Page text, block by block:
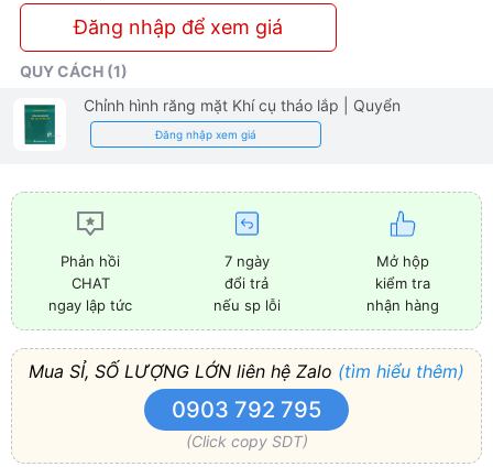
Đăng nhập để xem giá
QUY CÁCH (1)
Chỉnh hình răng mặt Khí cụ tháo lắp
| Quyển
Đăng nhập xem giá
Phản hồi
CHAT
ngay lập tức
7 ngày
đổi trả
nếu sp lỗi
Mở hộp
kiểm tra
nhận hàng
Mua SỈ, SỐ LƯỢNG LỚN liên hệ Zalo (tìm hiểu thêm)
0903 792 795
(Click copy SDT)